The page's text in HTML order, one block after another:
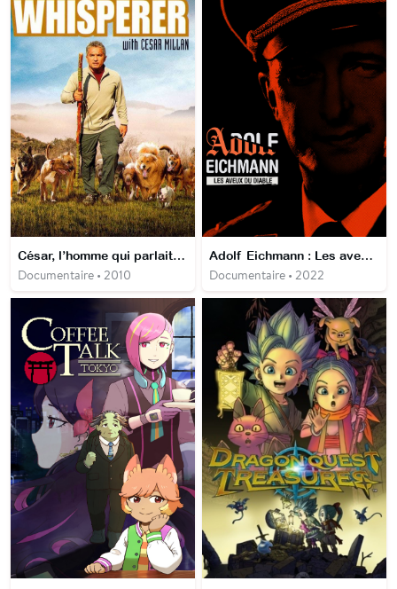
César, l’homme qui parlait aux chiens
Documentaire • 2010
Adolf Eichmann : Les aveux du diable - Épisode 1 La traque
Documentaire • 2022